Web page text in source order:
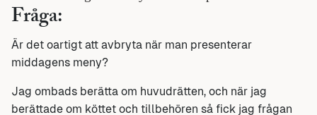
Fråga:
Är det oartigt att avbryta när man presenterar
middagens meny?
Jag ombads berätta om huvudrätten, och när jag
berättade om köttet och tillbehören så fick jag frågan